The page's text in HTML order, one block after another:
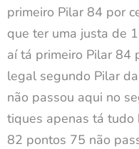
primeiro Pilar 84 por
que ter uma justa de
aí tá primeiro Pilar 84
legal segundo Pilar
não passou aqui no
tiques apenas tá tudo
82 pontos 75 não